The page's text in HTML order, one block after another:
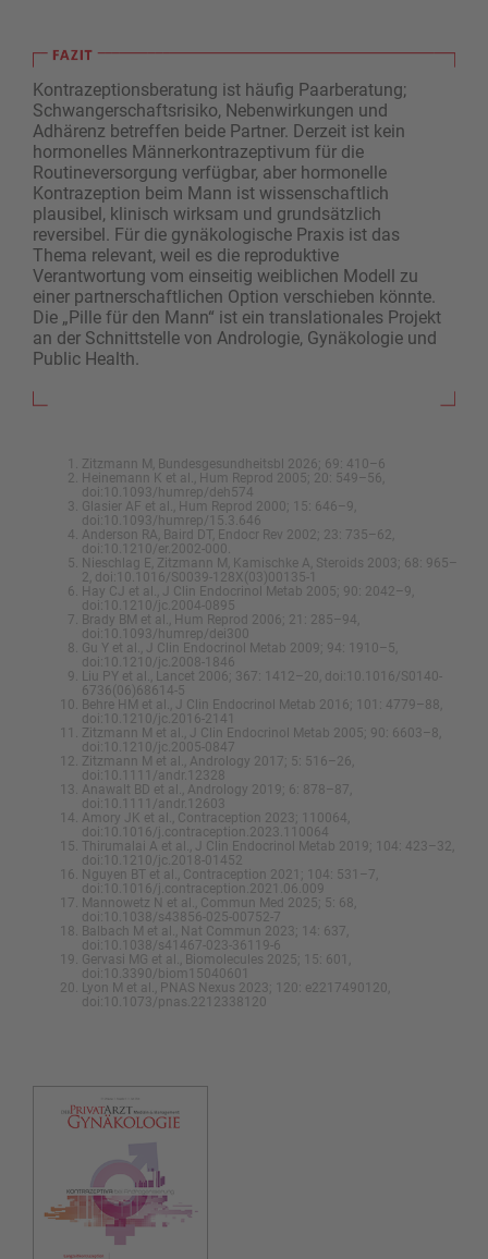
Kontrazeptionsberatung ist häufig Paarberatung;
Schwangerschaftsrisiko, Nebenwirkungen und
Adhärenz betreffen beide Partner. Derzeit ist kein
hormonelles Männerkontrazeptivum für die
Routineversorgung verfügbar, aber hormonelle
Kontrazeption beim Mann ist wissenschaftlich
plausibel, klinisch wirksam und grundsätzlich
reversibel. Für die gynäkologische Praxis ist das
Thema relevant, weil es die reproduktive
Verantwortung vom einseitig weiblichen Modell zu
einer partnerschaftlichen Option verschieben könnte.
Die „Pille für den Mann“ ist ein translationales Projekt
an der Schnittstelle von Andrologie, Gynäkologie und
Public Health.
Zitzmann M, Bundesgesundheitsbl 2026; 69: 410–6
Heinemann K et al., Hum Reprod 2005; 20: 549–56,
doi:10.1093/humrep/deh574
Glasier AF et al., Hum Reprod 2000; 15: 646–9,
doi:10.1093/humrep/15.3.646
Anderson RA, Baird DT, Endocr Rev 2002; 23: 735–62,
doi:10.1210/er.2002-000.
Nieschlag E, Zitzmann M, Kamischke A, Steroids 2003; 68: 965–
2, doi:10.1016/S0039-128X(03)00135-1
Hay CJ et al., J Clin Endocrinol Metab 2005; 90: 2042–9,
doi:10.1210/jc.2004-0895
Brady BM et al., Hum Reprod 2006; 21: 285–94,
doi:10.1093/humrep/dei300
Gu Y et al., J Clin Endocrinol Metab 2009; 94: 1910–5,
doi:10.1210/jc.2008-1846
Liu PY et al., Lancet 2006; 367: 1412–20, doi:10.1016/S0140-
6736(06)68614-5
Behre HM et al., J Clin Endocrinol Metab 2016; 101: 4779–88,
doi:10.1210/jc.2016-2141
Zitzmann M et al., J Clin Endocrinol Metab 2005; 90: 6603–8,
doi:10.1210/jc.2005-0847
Zitzmann M et al., Andrology 2017; 5: 516–26,
doi:10.1111/andr.12328
Anawalt BD et al., Andrology 2019; 6: 878–87,
doi:10.1111/andr.12603
Amory JK et al., Contraception 2023; 110064,
doi:10.1016/j.contraception.2023.110064
Thirumalai A et al., J Clin Endocrinol Metab 2019; 104: 423–32,
doi:10.1210/jc.2018-01452
Nguyen BT et al., Contraception 2021; 104: 531–7,
doi:10.1016/j.contraception.2021.06.009
Mannowetz N et al., Commun Med 2025; 5: 68,
doi:10.1038/s43856-025-00752-7
Balbach M et al., Nat Commun 2023; 14: 637,
doi:10.1038/s41467-023-36119-6
Gervasi MG et al., Biomolecules 2025; 15: 601,
doi:10.3390/biom15040601
Lyon M et al., PNAS Nexus 2023; 120: e2217490120,
doi:10.1073/pnas.2212338120